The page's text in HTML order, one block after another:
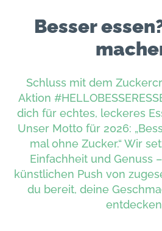
Besser
Schluss mit dem
Aktion
dich für echtes, leckeres
Unser Motto für 2026:
mal ohne Zucker.“ Wir
Einfachheit und Genuss
künstlichen Push von
du bereit, deine